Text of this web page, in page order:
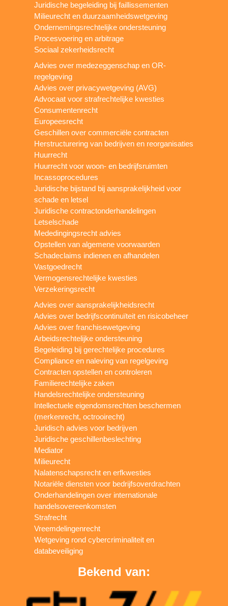
Juridische begeleiding bij faillissementen
Milieurecht en duurzaamheidswetgeving
Ondernemingsrechtelijke ondersteuning
Procesvoering en arbitrage
Sociaal zekerheidsrecht
Advies over medezeggenschap en OR-
regelgeving
Advies over privacywetgeving (AVG)
Advocaat voor strafrechtelijke kwesties
Consumentenrecht
Europeesrecht
Geschillen over commerciële contracten
Herstructurering van bedrijven en reorganisaties
Huurrecht
Huurrecht voor woon- en bedrijfsruimten
Incassoprocedures
Juridische bijstand bij aansprakelijkheid voor
schade en letsel
Juridische contractonderhandelingen
Letselschade
Mededingingsrecht advies
Opstellen van algemene voorwaarden
Schadeclaims indienen en afhandelen
Vastgoedrecht
Vermogensrechtelijke kwesties
Verzekeringsrecht
Advies over aansprakelijkheidsrecht
Advies over bedrijfscontinuïteit en risicobeheer
Advies over franchisewetgeving
Arbeidsrechtelijke ondersteuning
Begeleiding bij gerechtelijke procedures
Compliance en naleving van regelgeving
Contracten opstellen en controleren
Familierechtelijke zaken
Handelsrechtelijke ondersteuning
Intellectuele eigendomsrechten beschermen
(merkenrecht, octrooirecht)
Juridisch advies voor bedrijven
Juridische geschillenbeslechting
Mediator
Milieurecht
Nalatenschapsrecht en erfkwesties
Notariële diensten voor bedrijfsoverdrachten
Onderhandelingen over internationale
handelsovereenkomsten
Strafrecht
Vreemdelingenrecht
Wetgeving rond cybercriminaliteit en
databeveiliging
Bekend van: